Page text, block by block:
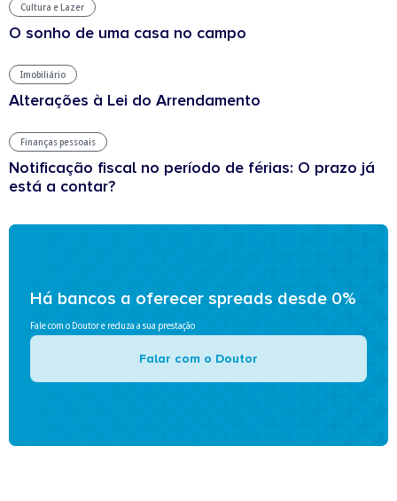
Cultura e Lazer
O sonho de uma casa no campo
Imobiliário
Alterações à Lei do Arrendamento
Finanças pessoais
Notificação fiscal no período de férias: O prazo já
está a contar?
Há bancos a oferecer spreads desde 0%
Fale com o Doutor e reduza a sua prestação
Falar com o Doutor